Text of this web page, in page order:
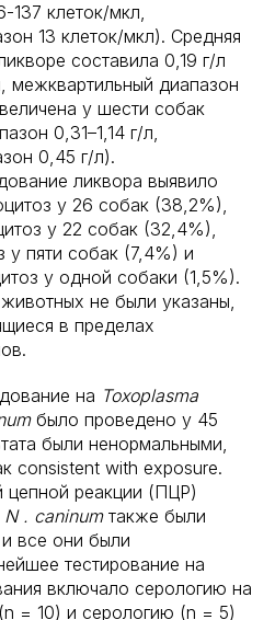
137 клеток/мкл,
13 клеток/мкл). Средняя
составила 0,19 г/л
межквартильный диапазон
у шести собак
0,31–1,14 г/л,
0,45 г/л).
ликвора выявило
у 26 собак (38,2%),
у 22 собак (32,4%),
у пяти собак (7,4%) и
у одной собаки (1,5%).
не были указаны,
в пределах
на Toxoplasma
было проведено у 45
были ненормальными,
consistent with exposure.
цепной реакции (ПЦР)
N . caninum также были
все они были
тестирование на
включало серологию на
= 10) и серологию (n = 5)